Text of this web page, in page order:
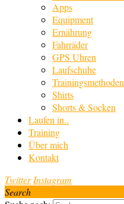
Apps
Equipment
Ernährung
Fahrräder
GPS Uhren
Laufschuhe
Trainingsmethoden
Shirts
Shorts & Socken
Laufen in..
Training
Über mich
Kontakt
Twitter Instagram
Search